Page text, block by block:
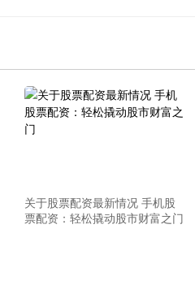
关于股票配资最新情况 手机股
票配资：轻松撬动股市财富之门